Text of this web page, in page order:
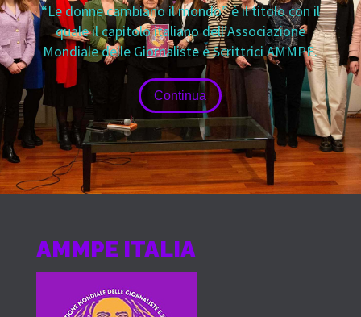
“Le donne cambiano il mondo” è il titolo con il
quale il capitolo italiano dell’Associazione
Mondiale delle Giornaliste e Scrittrici AMMPE.
Continua
AMMPE ITALIA